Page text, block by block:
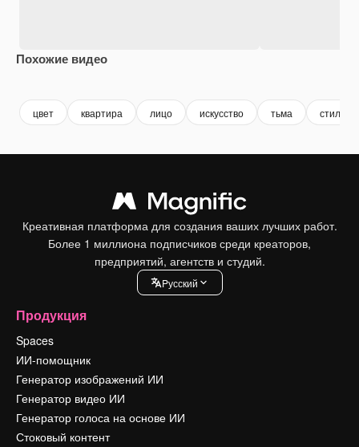
Похожие видео
цвет квартира лицо искусство тьма стиль
Креативная платформа для создания ваших лучших работ.
Более 1 миллиона подписчиков среди креаторов,
предприятий, агентств и студий.
Pусский
Продукция
Spaces
ИИ-помощник
Генератор изображений ИИ
Генератор видео ИИ
Генератор голоса на основе ИИ
Стоковый контент